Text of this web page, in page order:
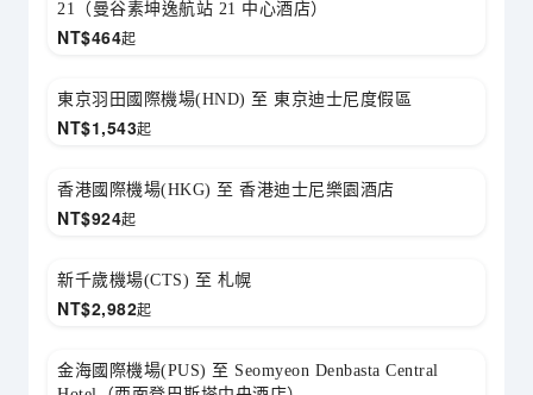
21（曼谷素坤逸航站 21 中心酒店）
NT$464起
東京羽田國際機場(HND) 至 東京迪士尼度假區
NT$1,543起
香港國際機場(HKG) 至 香港迪士尼樂園酒店
NT$924起
新千歲機場(CTS) 至 札幌
NT$2,982起
金海國際機場(PUS) 至 Seomyeon Denbasta Central